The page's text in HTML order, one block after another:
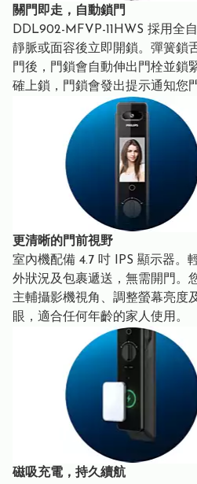
關門即走，自動鎖門
DDL902-MFVP-11HWS 採用全
靜脈或面容後立即開鎖。彈簧鎖
門後，門鎖會自動伸出門栓並鎖
確上鎖，門鎖會發出提示通知您
更清晰的門前視野
室內機配備 4.7 吋 IPS 顯示器。
外狀況及包裹遞送，無需開門。
主輔攝影機視角、調整螢幕亮度
眼，適合任何年齡的家人使用。
磁吸充電，持久續航